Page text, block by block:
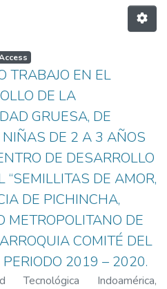
TRABAJO EN EL
DE LA
GRUESA, DE
NIÑAS DE 2 A 3 AÑOS
DE DESARROLLO
“SEMILLITAS DE AMOR,
DE PICHINCHA,
METROPOLITANO DE
COMITÉ DEL
PERIODO 2019 – 2020.
Tecnológica Indoamérica,